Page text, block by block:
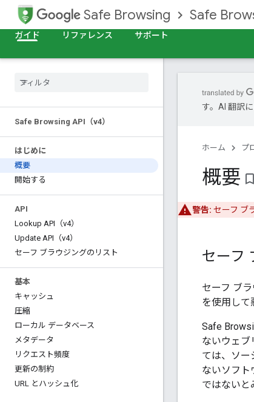
Safe Browsing Safe
ガイド
リファレンス サポート
Safe Browsing API（v4）
はじめに
概要
開始する
API
Lookup API（v4）
Update API（v4）
セーフ ブラウジングのリスト
基本
キャッシュ
圧縮
ローカル データベース
メタデータ
リクエスト頻度
更新の制約
URL とハッシュ化
す。AI 翻訳
ホーム プ
概要 bookmark_border
警告: セーフ ブ
セーフ
セーフ ブ
を使用して
Safe
ないウェブ
ては、ソー
ないソフト
ではないと